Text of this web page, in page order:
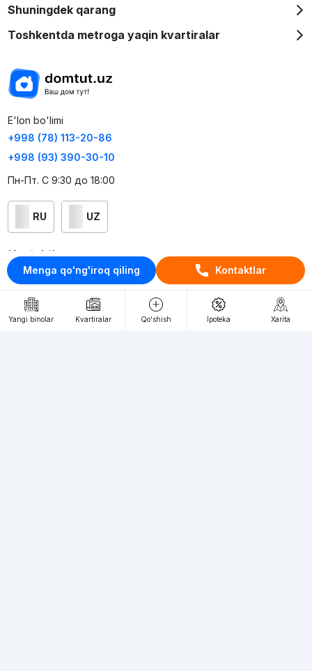
Menga qo'ng'iroq qiling Kontaktlar
Yangi binolar Kvartiralar Qo'shish Ipoteka Xarita
Shuningdek qarang
Toshkentda metroga yaqin kvartiralar
E'lon bo'limi
+998 (78) 113-20-86
+998 (93) 390-30-10
Пн-Пт. С 9:30 до 18:00
RU UZ
Kontaktlar
loyiha haqida
Webnow © loyihasi